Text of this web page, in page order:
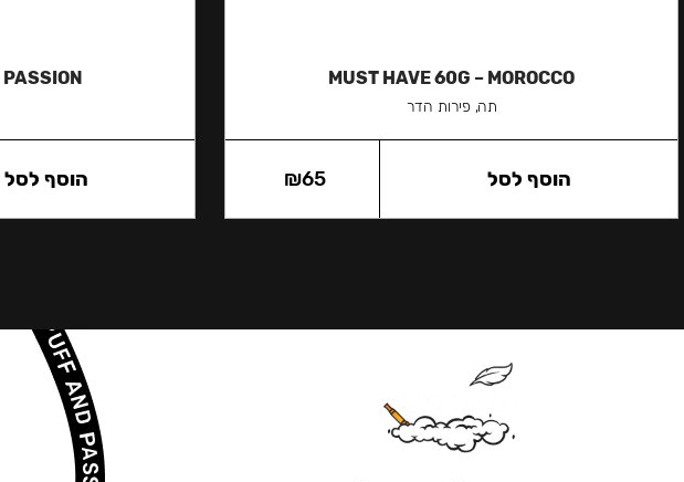
MUST HAVE 60G – MOROCCO
תה, פירות הדר
₪65 הוסף לסל הוסף לסל